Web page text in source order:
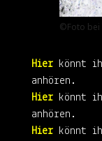
©Foto bei
Hierkönnt
anhören.
Hierkönnt
anhören.
Hierkönnt